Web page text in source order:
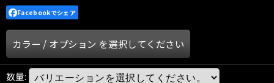
Facebookでシェア
カラー / オプション を選択してください
数量: